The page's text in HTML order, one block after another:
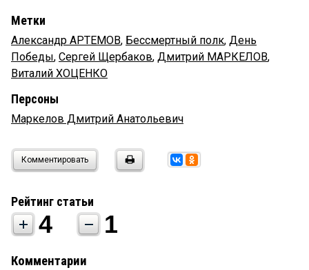
Метки
Александр АРТЕМОВ, Бессмертный полк, День
Победы, Сергей Щербаков, Дмитрий МАРКЕЛОВ,
Виталий ХОЦЕНКО
Персоны
Маркелов Дмитрий Анатольевич
Комментировать
Рейтинг статьи
4 1
Комментарии